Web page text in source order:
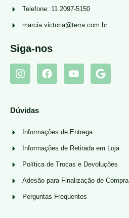
Telefone: 11 2097-5150
marcia.victoria@terra.com.br
Siga-nos
Dúvidas
Informações de Entrega
Informações de Retirada em Loja
Política de Trocas e Devoluções
Adesão para Finalização de Compra
Perguntas Frequentes